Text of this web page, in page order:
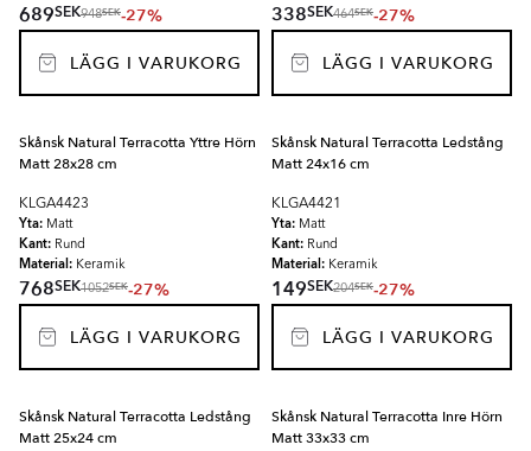
689SEK948SEK-27%
LÄGG I VARUKORG
338SEK464SEK-27%
LÄGG I VARUKORG
Skånsk Natural Terracotta Yttre Hörn
Matt 28x28 cm
KLGA4423
Yta: Matt
Kant: Rund
Material: Keramik
768SEK1052SEK-27%
LÄGG I VARUKORG
Skånsk Natural Terracotta Ledstång
Matt 24x16 cm
KLGA4421
Yta: Matt
Kant: Rund
Material: Keramik
149SEK204SEK-27%
LÄGG I VARUKORG
Skånsk Natural Terracotta Ledstång
Matt 25x24 cm
Skånsk Natural Terracotta Inre Hörn
Matt 33x33 cm